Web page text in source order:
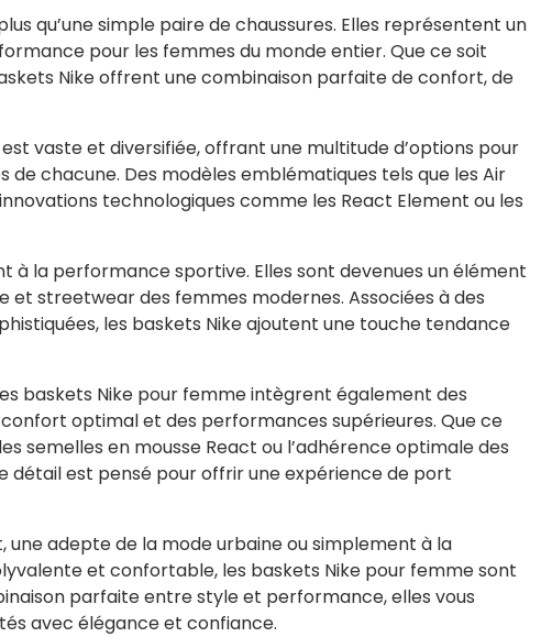
qu’une simple paire de chaussures. Elles représentent un
pour les femmes du monde entier. Que ce soit
Nike offrent une combinaison parfaite de confort, de
vaste et diversifiée, offrant une multitude d’options pour
chacune. Des modèles emblématiques tels que les Air
technologiques comme les React Element ou les
à la performance sportive. Elles sont devenues un élément
streetwear des femmes modernes. Associées à des
les baskets Nike ajoutent une touche tendance
baskets Nike pour femme intègrent également des
optimal et des performances supérieures. Que ce
semelles en mousse React ou l’adhérence optimale des
détail est pensé pour offrir une expérience de port
une adepte de la mode urbaine ou simplement à la
et confortable, les baskets Nike pour femme sont
parfaite entre style et performance, elles vous
avec élégance et confiance.